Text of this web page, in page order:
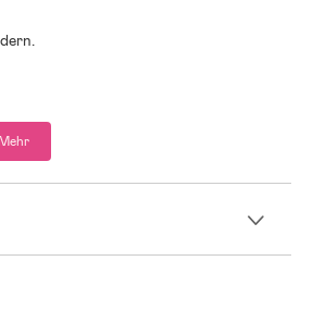
15 kg (zu den Eltern
Wagen für Dich und Dein
Vielzahl an Modellen, Marken und
Mehr